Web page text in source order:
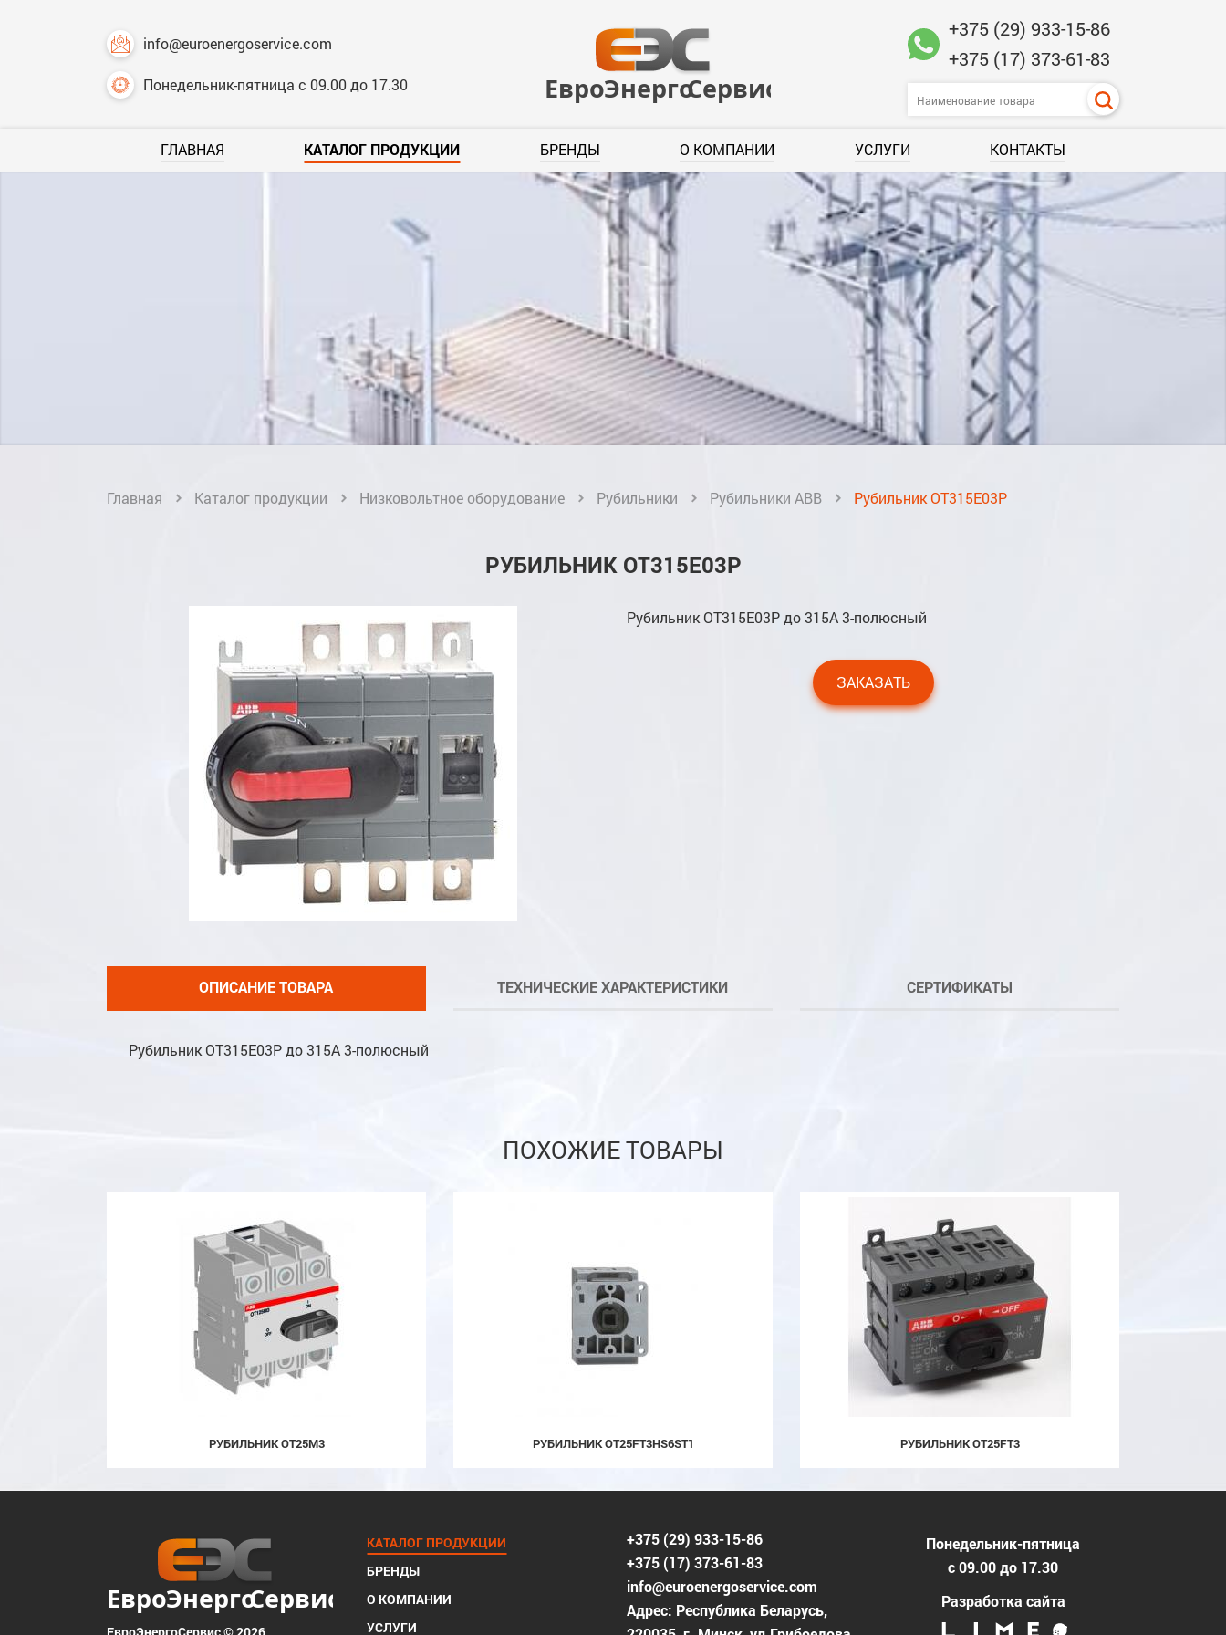
info@euroenergoservice.com
Понедельник-пятница с 09.00 до 17.30
+375 (29) 933-15-86
+375 (17) 373-61-83
ГЛАВНАЯ КАТАЛОГ ПРОДУКЦИИ БРЕНДЫ О КОМПАНИИ УСЛУГИ КОНТАКТЫ
Главная Каталог продукции Низковольтное оборудование Рубильники Рубильники ABB Рубильник OT315E03P
РУБИЛЬНИК OT315E03P
Рубильник OT315E03P до 315А 3-полюсный
ЗАКАЗАТЬ
ОПИСАНИЕ ТОВАРА ТЕХНИЧЕСКИЕ ХАРАКТЕРИСТИКИ СЕРТИФИКАТЫ
Рубильник OT315E03P до 315А 3-полюсный
ПОХОЖИЕ ТОВАРЫ
РУБИЛЬНИК OT25M3 РУБИЛЬНИК OT25FT3HS6ST1 РУБИЛЬНИК OT25FT3
ЕвроЭнергоСервис © 2026
КАТАЛОГ ПРОДУКЦИИ
БРЕНДЫ
О КОМПАНИИ
УСЛУГИ
+375 (29) 933-15-86
+375 (17) 373-61-83
info@euroenergoservice.com
Адрес: Республика Беларусь,
Понедельник-пятница
с 09.00 до 17.30
Разработка сайта